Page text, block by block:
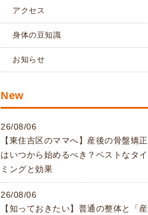
アクセス
身体の豆知識
お知らせ
New
26/08/06
【東住吉区のママへ】産後の骨盤矯正
はいつから始めるべき？ベストなタイ
ミングと効果
26/08/06
【知っておきたい】普通の整体と「産